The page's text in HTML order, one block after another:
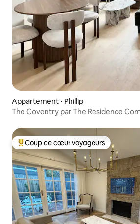
Appartement ⋅ Phillip
The Coventry par The Residence
Coups de cœur voyageurs les plus
Coup de cœur voyageurs